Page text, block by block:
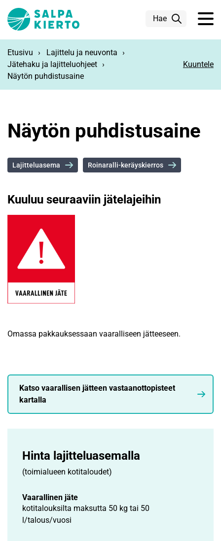
Hae
Etusivu
Lajittelu ja neuvonta
Jätehaku ja lajitteluohjeet
Näytön puhdistusaine
Kuuntele
Näytön puhdistusaine
Lajitteluasema Roinaralli-keräyskierros
Kuuluu seuraaviin jätelajeihin
Omassa pakkauksessaan vaaralliseen jätteeseen.
Katso vaarallisen jätteen vastaanottopisteet
kartalla
Hinta lajittelu­asemalla
(toimialueen kotitaloudet)
Vaarallinen jäte
kotitalouksilta maksutta 50 kg tai 50
l/talous/vuosi